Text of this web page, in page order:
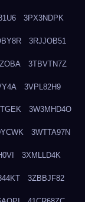
3PX3NDPK
3RJJOB51
3TBVTN7Z
3VPL82H9
3W3MHD4O
3WTTA97N
3XMLLD4K
3ZBBJF82